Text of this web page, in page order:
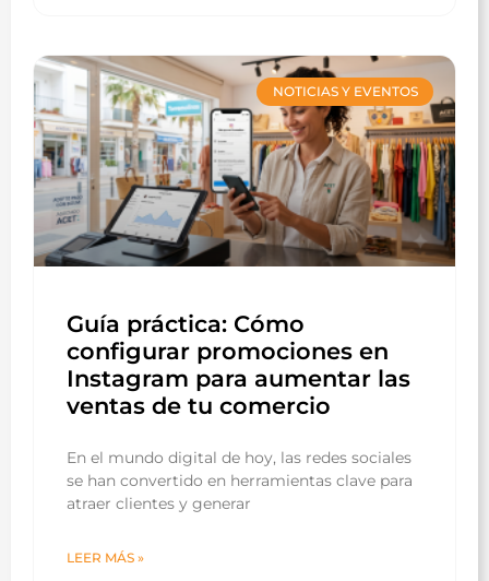
NOTICIAS Y EVENTOS
Guía práctica: Cómo
configurar promociones en
Instagram para aumentar las
ventas de tu comercio
En el mundo digital de hoy, las redes sociales
se han convertido en herramientas clave para
atraer clientes y generar
LEER MÁS »